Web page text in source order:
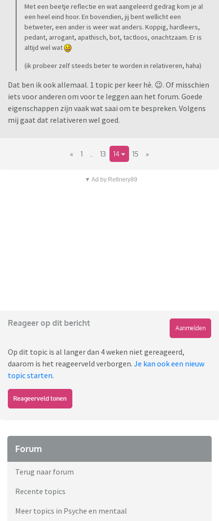
Met een beetje reflectie en wat aangeleerd gedrag kom je al
een heel eind hoor. En bovendien, jij bent wellicht een
betweter, een ander is weer wat anders. Koppig, hardleers,
pedant, arrogant, apathisch, bot, tactloos, onachtzaam. Er is
altijd wel wat
(ik probeer zelf steeds beter te worden in relativeren, haha)
Dat ben ik ook allemaal. 1 topic per keer hè. 😉. Of misschien
iets voor anderen om voor te leggen aan het forum. Goede
eigenschappen zijn vaak wat saai om te bespreken. Volgens
mij gaat dat relativeren wel goed.
« 1 13 14 15 »
▼ Ad by Refinery89
Reageer op dit bericht
Aanmelden
Op dit topic is al langer dan 4 weken niet gereageerd,
daarom is het reageerveld verborgen. Je kan ook een nieuw
topic starten.
Reageerveld tonen
Forum
Terug naar forum
Recente topics
Meer topics in Psyche en mentaal